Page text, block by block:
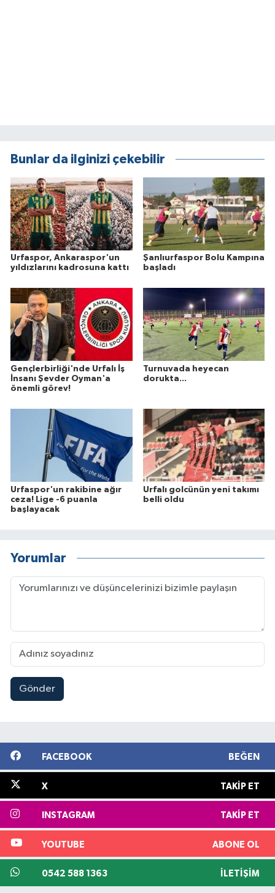
Bunlar da ilginizi çekebilir
Urfaspor, Ankaraspor'un
yıldızlarını kadrosuna kattı
Şanlıurfaspor Bolu Kampına
başladı
Gençlerbirliği'nde Urfalı İş
İnsanı Şevder Oyman'a
önemli görev!
Turnuvada heyecan
dorukta...
Urfaspor'un rakibine ağır
ceza! Lige -6 puanla
başlayacak
Urfalı golcünün yeni takımı
belli oldu
Yorumlar
Gönder
FACEBOOK BEĞEN
X TAKIP ET
INSTAGRAM TAKIP ET
YOUTUBE ABONE OL
0542 588 1363 İLETIŞIM